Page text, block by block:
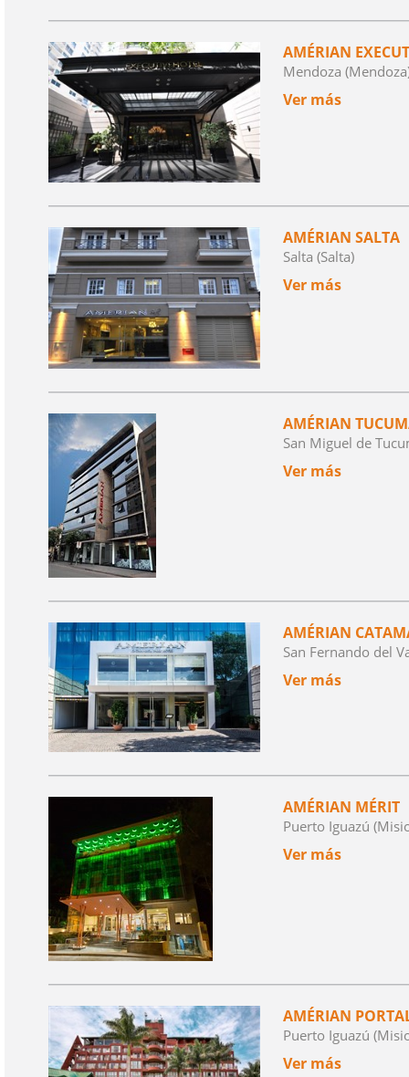
AMÉRIAN
Mendoza
Ver más
AMÉRIAN SALTA
Salta (Salta)
Ver más
AMÉRIAN
San Miguel de
Ver más
AMÉRIAN
San Fernando del
Ver más
AMÉRIAN MÉRIT
Puerto Iguazú
Ver más
AMÉRIAN
Puerto Iguazú
Ver más